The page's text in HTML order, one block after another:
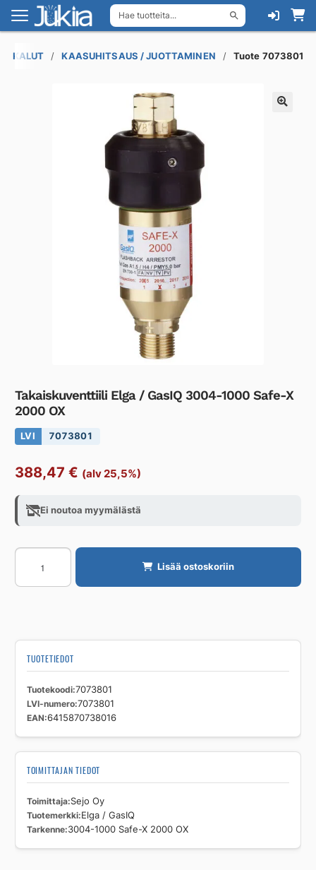
Hae tuotteita...
Siirry
navigointiin
Siirry
sisältöön
KAASUHITSAUS / JUOTTAMINEN Tuote 7073801
Takaiskuventtiili Elga / GasIQ 3004-1000 Safe-X
2000 OX
LVI 7073801
388,47 € (alv 25,5%)
Ei noutoa myymälästä
Takaiskuventtiili
/
Safe-
2000
OX
määrä
Lisää ostoskoriin
TUOTETIEDOT
Tuotekoodi 7073801
LVI-numero 7073801
EAN 6415870738016
TOIMITTAJAN TIEDOT
Toimittaja Sejo Oy
Tuotemerkki Elga / GasIQ
Tarkenne 3004-1000 Safe-X 2000 OX